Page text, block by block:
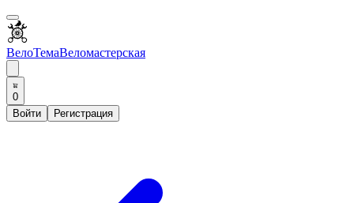
ВелоТемаВеломастерская
0
Войти
Регистрация